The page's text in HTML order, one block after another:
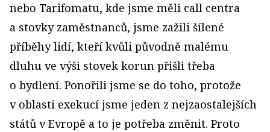
nebo Tarifomatu, kde jsme měli call centra
a stovky zaměstnanců, jsme zažili šílené
příběhy lidí, kteří kvůli původně malému
dluhu ve výši stovek korun přišli třeba
o bydlení. Ponořili jsme se do toho, protože
v oblasti exekucí jsme jeden z nejzaostalejších
států v Evropě a to je potřeba změnit. Proto